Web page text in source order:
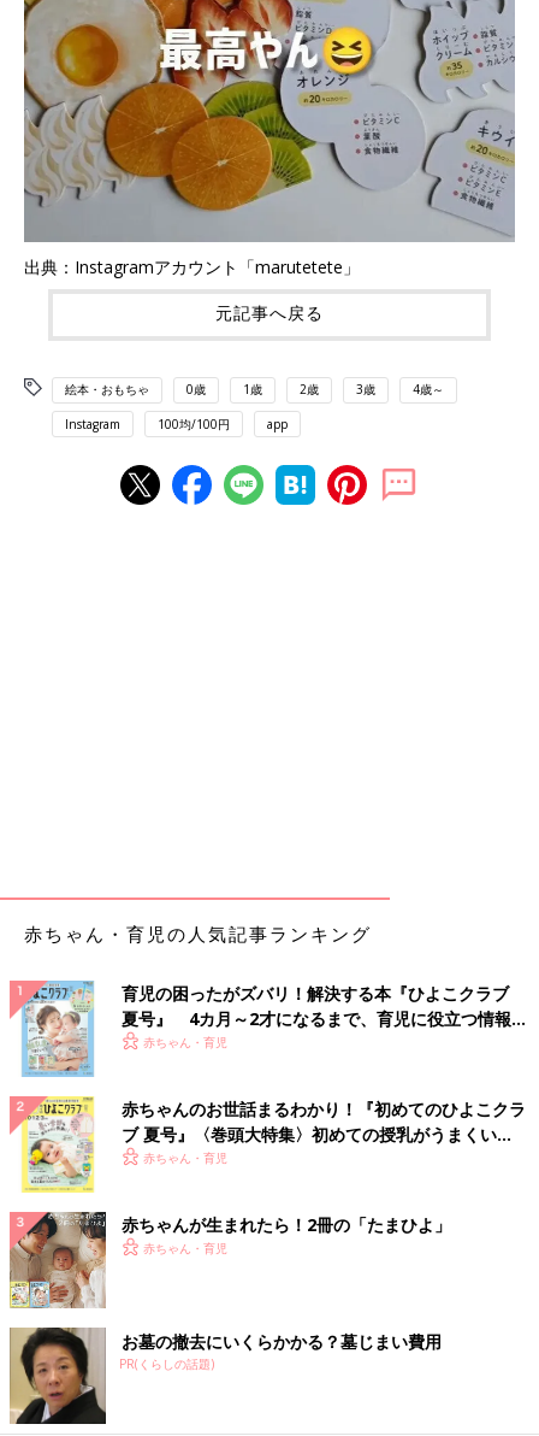
出典：Instagramアカウント「marutetete」
元記事へ戻る
絵本・おもちゃ 0歳 1歳 2歳 3歳 4歳～
Instagram 100均/100円 app
赤ちゃん・育児の人気記事ランキング
育児の困ったがズバリ！解決する本『ひよこクラブ
夏号』 4カ月～2才になるまで、育児に役立つ情報が
いっぱい！
赤ちゃん・育児
赤ちゃんのお世話まるわかり！『初めてのひよこクラ
ブ 夏号』〈巻頭大特集〉初めての授乳がうまくい
く！ おっぱい・ミルクの基本と夏のトラブル 解決テ
赤ちゃん・育児
赤ちゃんが生まれたら！2冊の「たまひよ」
赤ちゃん・育児
お墓の撤去にいくらかかる？墓じまい費用
PR(くらしの話題)